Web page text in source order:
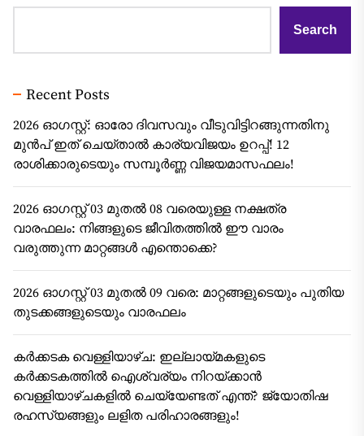
Search
Recent Posts
2026 ഓഗസ്റ്റ്: ഓരോ ദിവസവും വീടുവിട്ടിറങ്ങുന്നതിനു
മുൻപ് ഇത് ചെയ്താൽ കാര്യവിജയം ഉറപ്പ്! 12
രാശിക്കാരുടെയും സമ്പൂർണ്ണ വിജയമാസഫലം!
2026 ഓഗസ്റ്റ് 03 മുതൽ 08 വരെയുള്ള നക്ഷത്ര
വാരഫലം: നിങ്ങളുടെ ജീവിതത്തിൽ ഈ വാരം
വരുത്തുന്ന മാറ്റങ്ങൾ എന്തൊക്കെ?
2026 ഓഗസ്റ്റ് 03 മുതൽ 09 വരെ: മാറ്റങ്ങളുടെയും പുതിയ
തുടക്കങ്ങളുടെയും വാരഫലം
കർക്കടക വെള്ളിയാഴ്ച: ഇല്ലായ്മകളുടെ
കർക്കടകത്തിൽ ഐശ്വര്യം നിറയ്ക്കാൻ
വെള്ളിയാഴ്ചകളിൽ ചെയ്യേണ്ടത് എന്ത്? ജ്യോതിഷ
രഹസ്യങ്ങളും ലളിത പരിഹാരങ്ങളും!